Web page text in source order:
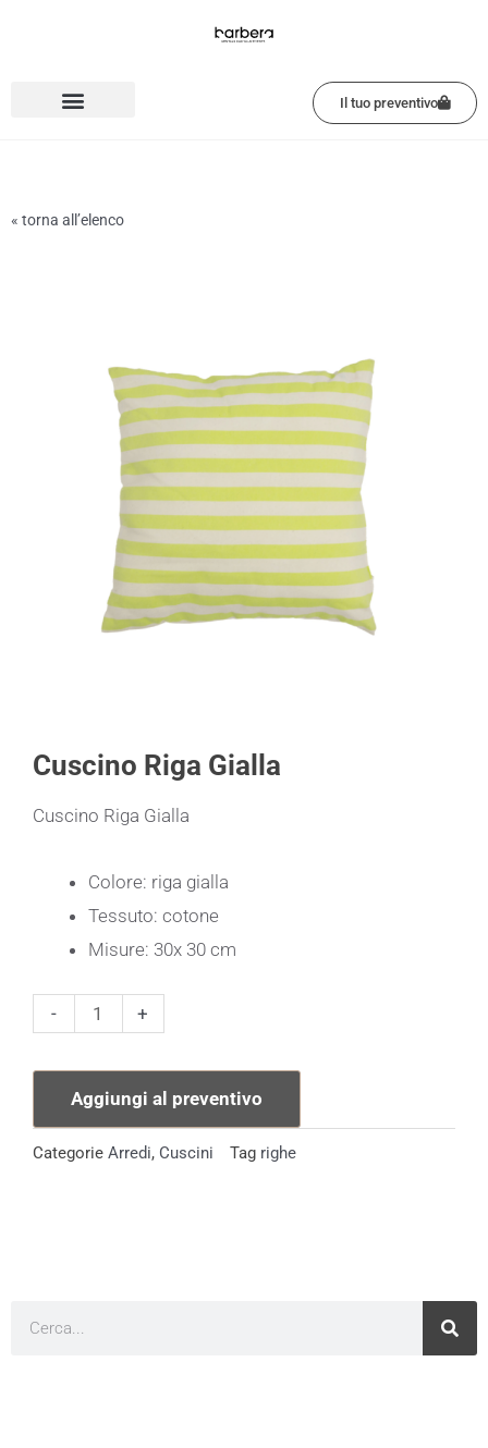
Il tuo preventivo
« torna all’elenco
Cuscino Riga Gialla
Cuscino Riga Gialla
Colore: riga gialla
Tessuto: cotone
Misure: 30x 30 cm
-
Cuscino
Gialla
quantità
+
Aggiungi al preventivo
Categorie Arredi, Cuscini Tag righe
Cerca